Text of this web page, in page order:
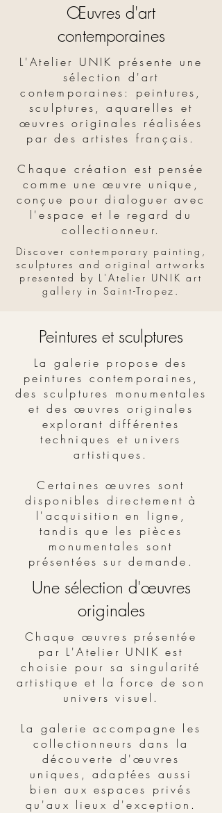
Œuvres d'art
contemporaines
L'Atelier UNIK présente une
sélection d'art
contemporaines: peintures,
sculptures, aquarelles et
œuvres originales réalisées
par des artistes français.
Chaque création est pensée
comme une œuvre unique,
conçue pour dialoguer avec
l'espace et le regard du
collectionneur.
Discover contemporary painting,
sculptures and original artworks
presented by L'Atelier UNIK art
gallery in Saint-Tropez.
Peintures et sculptures
La galerie propose des
peintures contemporaines,
des sculptures monumentales
et des œuvres originales
explorant différentes
techniques et univers
artistiques.
Certaines œuvres sont
disponibles directement à
l'acquisition en ligne,
tandis que les pièces
monumentales sont
présentées sur demande.
Une sélection d'œuvres
originales
Chaque œuvres présentée
par L'Atelier UNIK est
choisie pour sa singularité
artistique et la force de son
univers visuel.
La galerie accompagne les
collectionneurs dans la
découverte d'œuvres
uniques, adaptées aussi
bien aux espaces privés
qu'aux lieux d'exception.